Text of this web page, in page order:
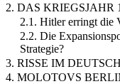
2. DAS KRIEGSJAHR
2.1. Hitler erringt die
2.2. Die
Strategie?
3. RISSE IM
4. MOLOTOVS